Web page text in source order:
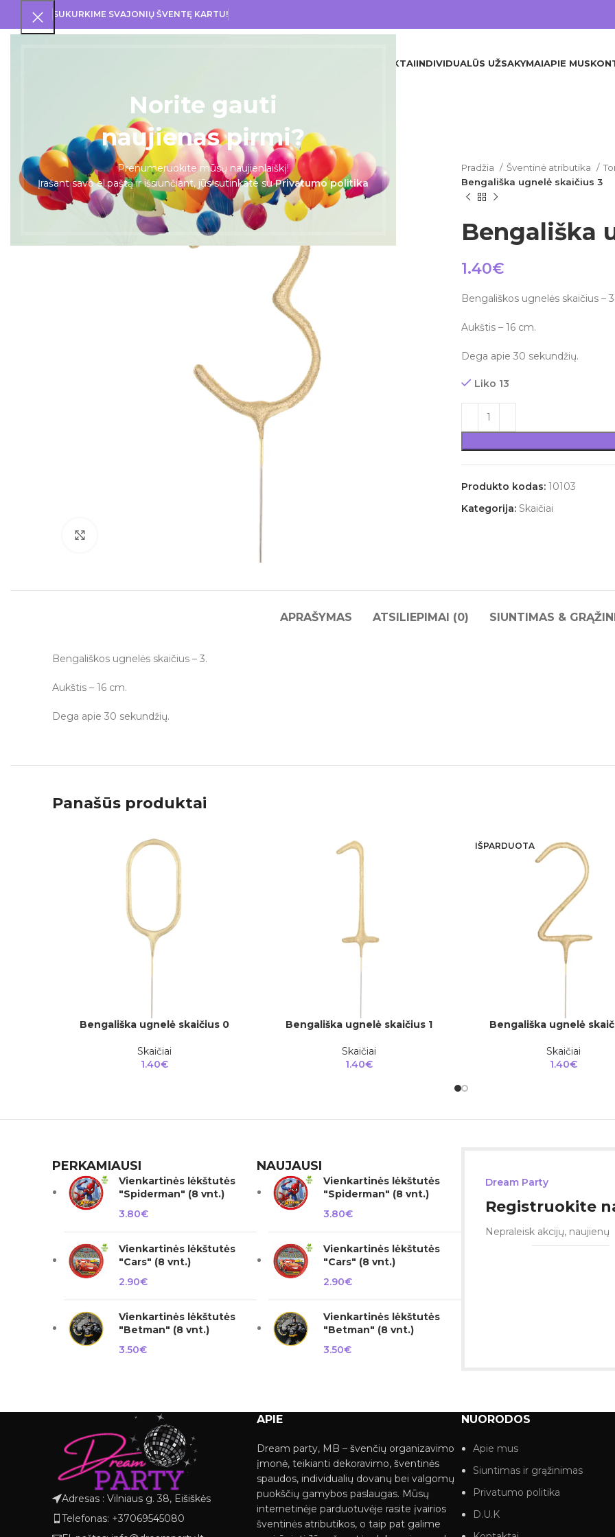
Norite gauti
naujienas pirmi?
Prenumeruokite mūsų naujienlaiškį!
Įrašant savo el.paštą ir išsiunčiant, jūs sutinkate suPrivatumo politika
SUKURKIME SVAJONIŲ ŠVENTĘ KARTU!
VISI PRODUKTAIINDIVIDUALŪS UŽSAKYMAIAPIE MUS
Pradžia Šventinė atributika
Bengališka ugnelė skaičius 3
Bengališka
1.40€
Bengališkos ugnelės skaičius –
Aukštis – 16 cm.
Dega apie 30 sekundžių.
Liko 13
Produkto kodas: 10103
Kategorija: Skaičiai
APRAŠYMAS ATSILIEPIMAI (0) SIUNTIMAS &
Bengališkos ugnelės skaičius – 3.
Aukštis – 16 cm.
Dega apie 30 sekundžių.
Panašūs produktai
Į KREPŠELĮ
Bengališka ugnelė skaičius 0
Skaičiai
1.40€
Į KREPŠELĮ
Bengališka ugnelė skaičius 1
Skaičiai
1.40€
IŠPARDUOTA
DAUGIAU
Bengališka ugnelė
Skaičiai
1.40€
PERKAMIAUSI
Vienkartinės lėkštutės
"Spiderman" (8 vnt.)
3.80€
Vienkartinės lėkštutės
"Cars" (8 vnt.)
2.90€
Vienkartinės lėkštutės
"Betman" (8 vnt.)
3.50€
NAUJAUSI
Vienkartinės lėkštutės
"Spiderman" (8 vnt.)
3.80€
Vienkartinės lėkštutės
"Cars" (8 vnt.)
2.90€
Vienkartinės lėkštutės
"Betman" (8 vnt.)
3.50€
Dream Party
Registruokite
Nepraleisk akcijų, naujienų
Adresas : Vilniaus g. 38, Eišiškės
Telefonas: +37069545080
APIE
Dream party, MB – švenčių organizavimo
įmonė, teikianti dekoravimo, šventinės
spaudos, individualių dovanų bei valgomų
puokščių gamybos paslaugas. Mūsų
internetinėje parduotuvėje rasite įvairios
šventinės atributikos, o taip pat galime
NUORODOS
Apie mus
Siuntimas ir grąžinimas
Privatumo politika
D.U.K